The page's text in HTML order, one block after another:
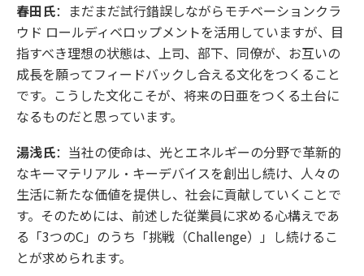
春田氏：まだまだ試行錯誤しながらモチベーションクラ
ウド ロールディベロップメントを活用していますが、目
指すべき理想の状態は、上司、部下、同僚が、お互いの
成長を願ってフィードバックし合える文化をつくること
です。こうした文化こそが、将来の日亜をつくる土台に
なるものだと思っています。
湯浅氏：当社の使命は、光とエネルギーの分野で革新的
なキーマテリアル・キーデバイスを創出し続け、人々の
生活に新たな価値を提供し、社会に貢献していくことで
す。そのためには、前述した従業員に求める心構えであ
る「3つのC」のうち「挑戦（Challenge）」し続けるこ
とが求められます。